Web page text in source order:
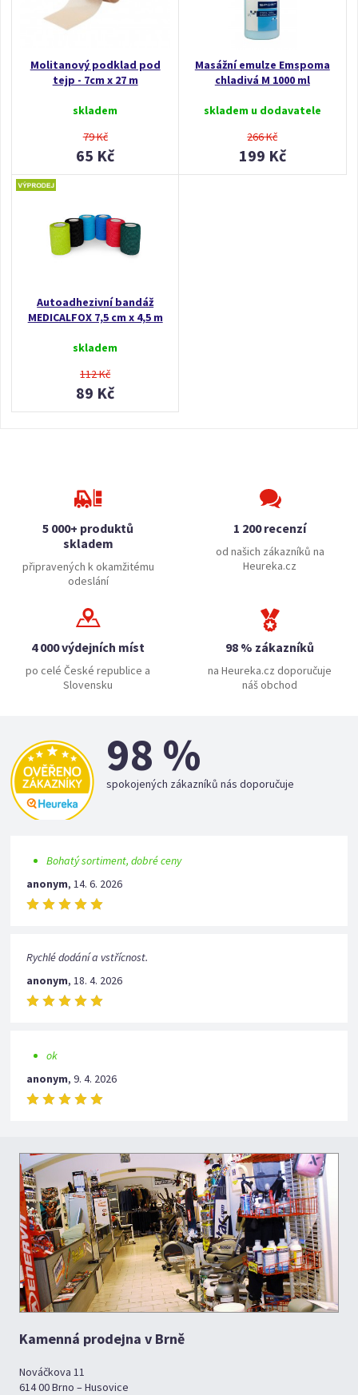
Molitanový podklad pod
tejp - 7cm x 27 m
skladem
79 Kč
65 Kč
Masážní emulze Emspoma
chladivá M 1000 ml
skladem u dodavatele
266 Kč
199 Kč
Autoadhezivní bandáž
MEDICALFOX 7,5 cm x 4,5 m
skladem
112 Kč
89 Kč
5 000+ produktů
skladem
připravených k okamžitému
odeslání
1 200 recenzí
od našich zákazníků na
Heureka.cz
4 000 výdejních míst
po celé České republice a
Slovensku
98 % zákazníků
na Heureka.cz doporučuje
náš obchod
98 %
spokojených zákazníků nás doporučuje
Bohatý sortiment, dobré ceny
anonym,14. 6. 2026
Rychlé dodání a vstřícnost.
anonym,18. 4. 2026
ok
anonym,9. 4. 2026
Kamenná prodejna v Brně
Nováčkova 11
614 00 Brno – Husovice